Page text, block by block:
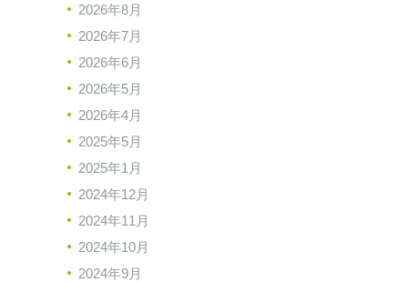
2026年8月
2026年7月
2026年6月
2026年5月
2026年4月
2025年5月
2025年1月
2024年12月
2024年11月
2024年10月
2024年9月